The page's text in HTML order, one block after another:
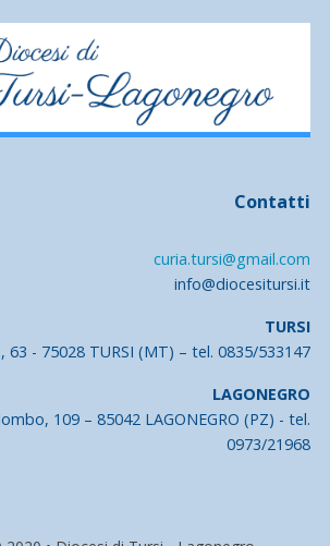
Contatti
curia.tursi@gmail.com
info@diocesitursi.it
TURSI
63 - 75028 TURSI (MT) – tel. 0835/533147
LAGONEGRO
109 – 85042 LAGONEGRO (PZ) - tel.
0973/21968